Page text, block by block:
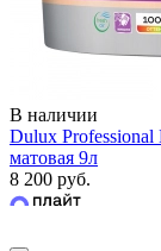
В наличии
Dulux Professional
матовая 9л
8 200 руб.